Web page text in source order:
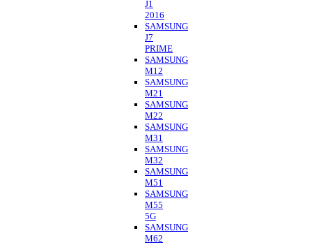
J1
2016
SAMSUNG
J7
PRIME
SAMSUNG
M12
SAMSUNG
M21
SAMSUNG
M22
SAMSUNG
M31
SAMSUNG
M32
SAMSUNG
M51
SAMSUNG
M55
5G
SAMSUNG
M62